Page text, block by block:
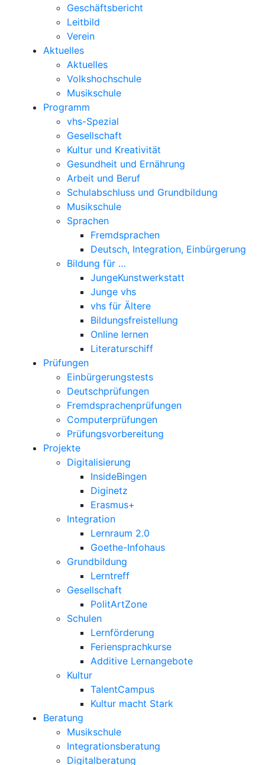
Geschäftsbericht
Leitbild
Verein
Aktuelles
Aktuelles
Volkshochschule
Musikschule
Programm
vhs-Spezial
Gesellschaft
Kultur und Kreativität
Gesundheit und Ernährung
Arbeit und Beruf
Schulabschluss und Grundbildung
Musikschule
Sprachen
Fremdsprachen
Deutsch, Integration, Einbürgerung
Bildung für …
JungeKunstwerkstatt
Junge vhs
vhs für Ältere
Bildungsfreistellung
Online lernen
Literaturschiff
Prüfungen
Einbürgerungstests
Deutschprüfungen
Fremdsprachenprüfungen
Computerprüfungen
Prüfungsvorbereitung
Projekte
Digitalisierung
InsideBingen
Diginetz
Erasmus+
Integration
Lernraum 2.0
Goethe-Infohaus
Grundbildung
Lerntreff
Gesellschaft
PolitArtZone
Schulen
Lernförderung
Feriensprachkurse
Additive Lernangebote
Kultur
TalentCampus
Kultur macht Stark
Beratung
Musikschule
Integrationsberatung
Digitalberatung